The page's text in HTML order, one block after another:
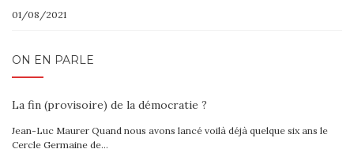
01/08/2021
ON EN PARLE
La fin (provisoire) de la démocratie ?
Jean-Luc Maurer Quand nous avons lancé voilà déjà quelque six ans le
Cercle Germaine de…